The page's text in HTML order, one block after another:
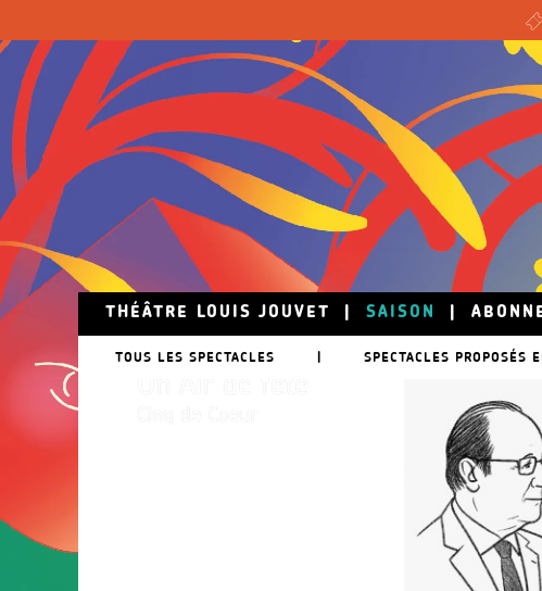
THÉÂTRE LOUIS JOUVET SAISON
TOUS LES SPECTACLES | SPECTACLES PROPOSÉS
24 mai